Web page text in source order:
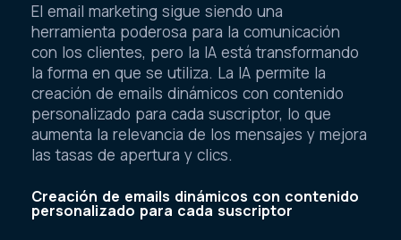
El email marketing sigue siendo una
herramienta poderosa para la comunicación
con los clientes, pero la IA está transformando
la forma en que se utiliza. La IA permite la
creación de emails dinámicos con contenido
personalizado para cada suscriptor, lo que
aumenta la relevancia de los mensajes y mejora
las tasas de apertura y clics.
Creación de emails dinámicos con contenido
personalizado para cada suscriptor